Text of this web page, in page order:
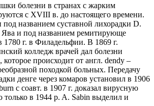
болезни в странах с жарким
с XVIII в. до настоящего времени.
названием суставной лихорадки D.
Ява и под названием ремитирующе
1780 г. в Филадельфии. В 1869 г.
колледж врачей дал болезни
происходит от англ. dendy –
походкой больных. Передачу
денге через комаров установил в 1906
с соавт. в 1907 г. доказал вирусную
только в 1944 p. A. Sabin выделил и